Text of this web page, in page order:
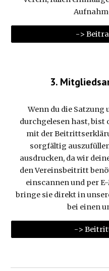
->
3.
Wenn du die
durchgelesen hast, bist
mit der
sorgfältig
ausdrucken, da wir
den Vereinsbeitritt
einscannen und per
bringe sie direkt in
bei einen
->